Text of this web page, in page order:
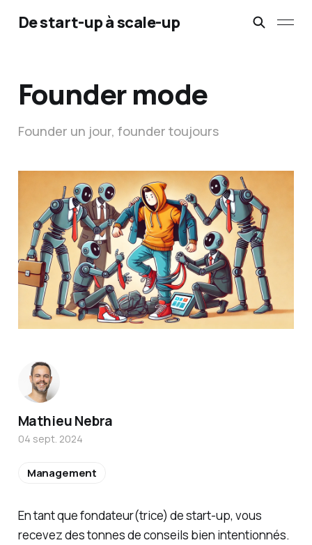
De start-up à scale-up
Founder mode
Founder un jour, founder toujours
En tant que fondateur(trice) de start-up, vous
recevez des tonnes de conseils bien intentionnés.
Mathieu Nebra
04 sept. 2024
Management